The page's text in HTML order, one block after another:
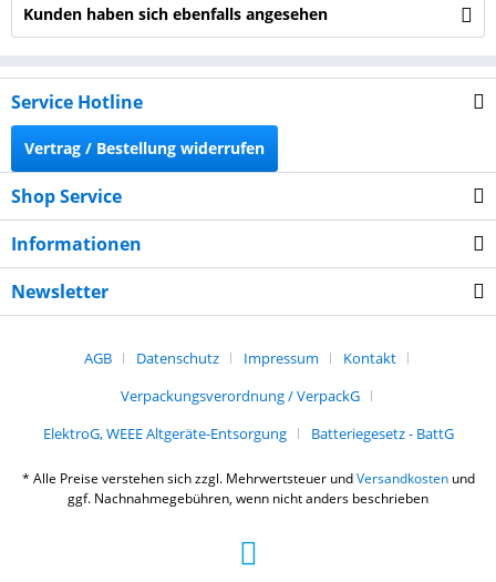
Kunden haben sich ebenfalls angesehen
Service Hotline
Vertrag / Bestellung widerrufen
Shop Service
Informationen
Newsletter
AGB Datenschutz Impressum
Kontakt
Verpackungsverordnung / VerpackG
ElektroG, WEEE Altgeräte-Entsorgung
Batteriegesetz - BattG
* Alle Preise verstehen sich zzgl. Mehrwertsteuer undVersandkostenund
ggf. Nachnahmegebühren, wenn nicht anders beschrieben